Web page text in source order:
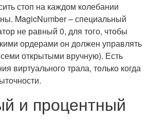
стоп на каждом колебании
MagicNumber – специальный
не равный 0, для того, чтобы
ордерами он должен управлять
открытыми вручную). Есть
виртуального трала, только когда
и процентный